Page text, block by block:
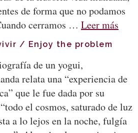
de forma que no podamos
cerramos … Leer más
/ Enjoy the problem
de un yogui,
relata una “experiencia de
que le fue dada por su
el cosmos, saturado de luz
a lo lejos en la noche, fulgía